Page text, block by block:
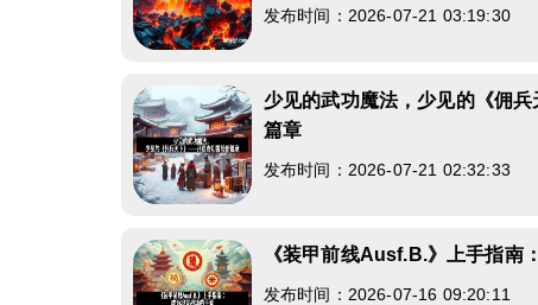
发布时间：2026-07-21 03:19:30
少见的武功魔法，少见的《佣
篇章
发布时间：2026-07-21 02:32:33
《装甲前线Ausf.B.》上手指南
发布时间：2026-07-16 09:20:11